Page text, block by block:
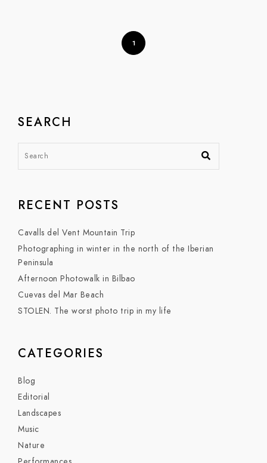
1
SEARCH
RECENT POSTS
Cavalls del Vent Mountain Trip
Photographing in winter in the north of the Iberian
Peninsula
Afternoon Photowalk in Bilbao
Cuevas del Mar Beach
STOLEN. The worst photo trip in my life
CATEGORIES
Blog
Editorial
Landscapes
Music
Nature